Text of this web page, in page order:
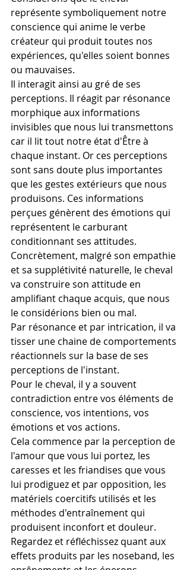
représente symboliquement notre
conscience qui anime le verbe
créateur qui produit toutes nos
expériences, qu'elles soient bonnes
ou mauvaises.
Il interagit ainsi au gré de ses
perceptions. Il réagit par résonance
morphique aux informations
invisibles que nous lui transmettons
car il lit tout notre état d'Être à
chaque instant. Or ces perceptions
sont sans doute plus importantes
que les gestes extérieurs que nous
produisons. Ces informations
perçues génèrent des émotions qui
représentent le carburant
conditionnant ses attitudes.
Concrètement, malgré son empathie
et sa supplétivité naturelle, le cheval
va construire son attitude en
amplifiant chaque acquis, que nous
le considérions bien ou mal.
Par résonance et par intrication, il va
tisser une chaine de comportements
réactionnels sur la base de ses
perceptions de l'instant.
Pour le cheval, il y a souvent
contradiction entre vos éléments de
conscience, vos intentions, vos
émotions et vos actions.
Cela commence par la perception de
l'amour que vous lui portez, les
caresses et les friandises que vous
lui prodiguez et par opposition, les
matériels coercitifs utilisés et les
méthodes d'entraînement qui
produisent inconfort et douleur.
Regardez et réfléchissez quant aux
effets produits par les noseband, les